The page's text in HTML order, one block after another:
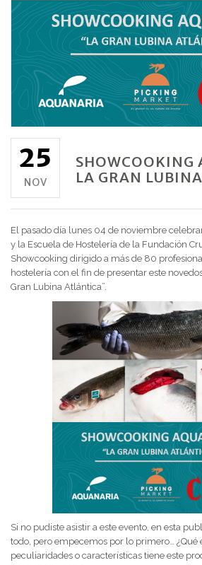
25
NOV
SHOWCOOKING
LA GRAN
El pasado día lunes 04 de noviembre
y la Escuela de Hostelería de la Fundación
Showcooking dirigido a más de 80
hostelería con el fin de presentar este
Gran Lubina Atlántica”.
Si no pudiste asistir a este evento, en esta
todo, pero empecemos por lo primero… ¿Qué
peculiaridades o características tiene este